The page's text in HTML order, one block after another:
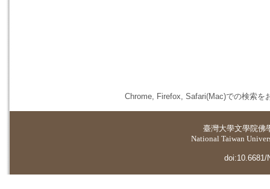
Chrome, Firefox, Safari(Mac)での検索を
臺灣大學文學院佛
National Taiwan
doi:10.6681/